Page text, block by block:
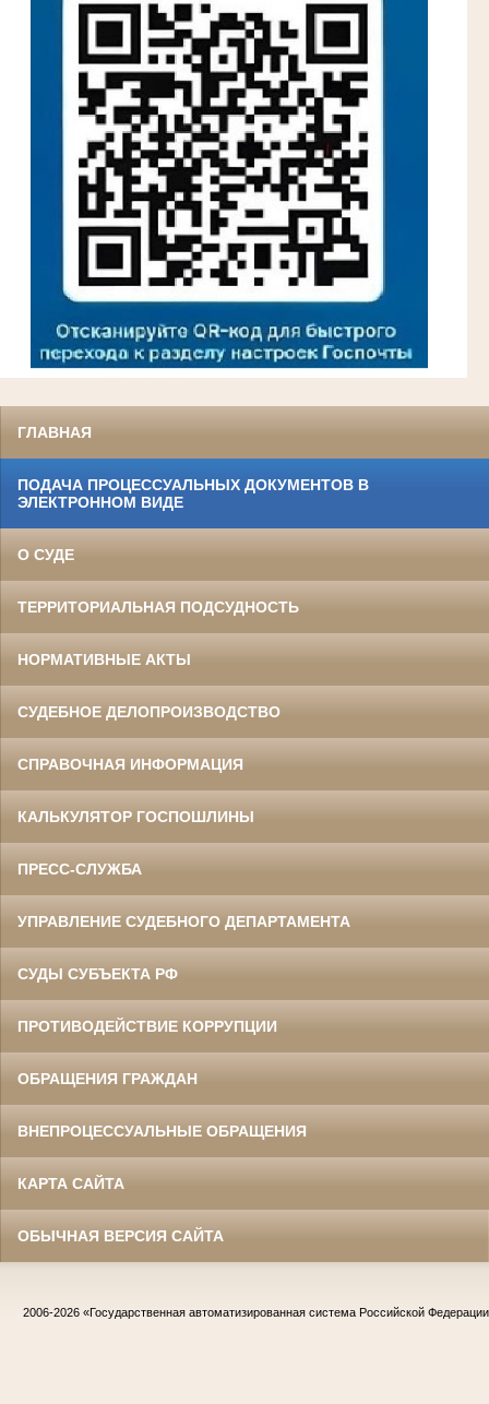
ГЛАВНАЯ
ПОДАЧА ПРОЦЕССУАЛЬНЫХ ДОКУМЕНТОВ В
ЭЛЕКТРОННОМ ВИДЕ
О СУДЕ
ТЕРРИТОРИАЛЬНАЯ ПОДСУДНОСТЬ
НОРМАТИВНЫЕ АКТЫ
СУДЕБНОЕ ДЕЛОПРОИЗВОДСТВО
СПРАВОЧНАЯ ИНФОРМАЦИЯ
КАЛЬКУЛЯТОР ГОСПОШЛИНЫ
ПРЕСС-СЛУЖБА
УПРАВЛЕНИЕ СУДЕБНОГО ДЕПАРТАМЕНТА
СУДЫ СУБЪЕКТА РФ
ПРОТИВОДЕЙСТВИЕ КОРРУПЦИИ
ОБРАЩЕНИЯ ГРАЖДАН
ВНЕПРОЦЕССУАЛЬНЫЕ ОБРАЩЕНИЯ
КАРТА САЙТА
ОБЫЧНАЯ ВЕРСИЯ САЙТА
2006-2026 «Государственная автоматизированная система Российской